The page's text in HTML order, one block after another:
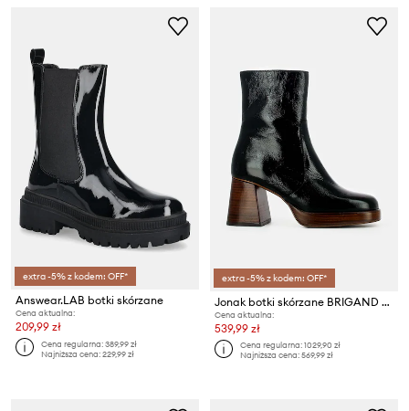
extra -5% z kodem: OFF*
Answear.LAB botki skórzane
Cena aktualna:
209,99 zł
Cena regularna:389,99 zł
Najniższa cena:229,99 zł
extra -5% z kodem: OFF*
Jonak botki skórzane BRIGAND CUIR BRILLANT
Cena aktualna:
539,99 zł
Cena regularna:1029,90 zł
Najniższa cena:569,99 zł